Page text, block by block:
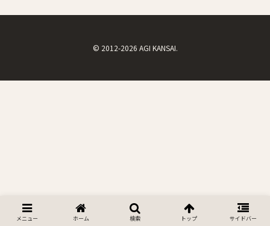
© 2012-2026 AGI KANSAI.
メニュー ホーム 検索 トップ サイドバー